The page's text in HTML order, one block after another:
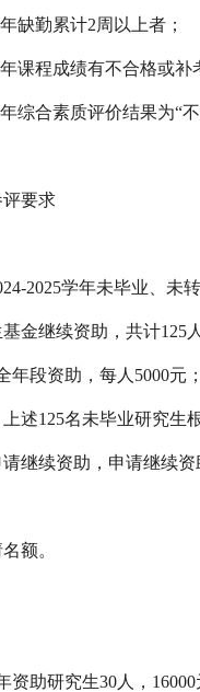
缺勤累计2周以上者；
课程成绩有不合格或补
综合素质评价结果为“
要求
2025学年未毕业、未
金继续资助，共计125
年段资助，每人 5000元；
述125名未毕业研究生
继续资助，申请继续
额。
资助研究生30人， 16000